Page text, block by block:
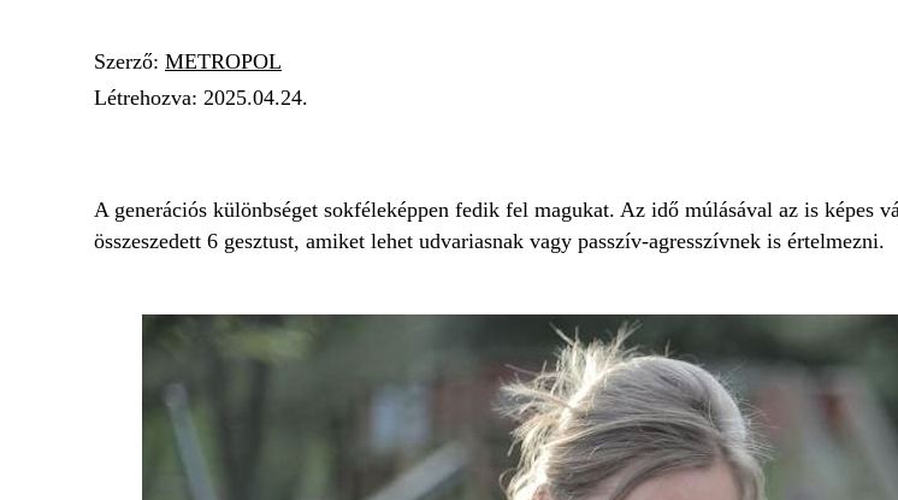
Szerző: METROPOL
Létrehozva: 2025.04.24.
A generációs különbséget sokféleképpen fedik fel magukat. Az idő múlásával az is képes
összeszedett 6 gesztust, amiket lehet udvariasnak vagy passzív-agresszívnek is értelmezni.